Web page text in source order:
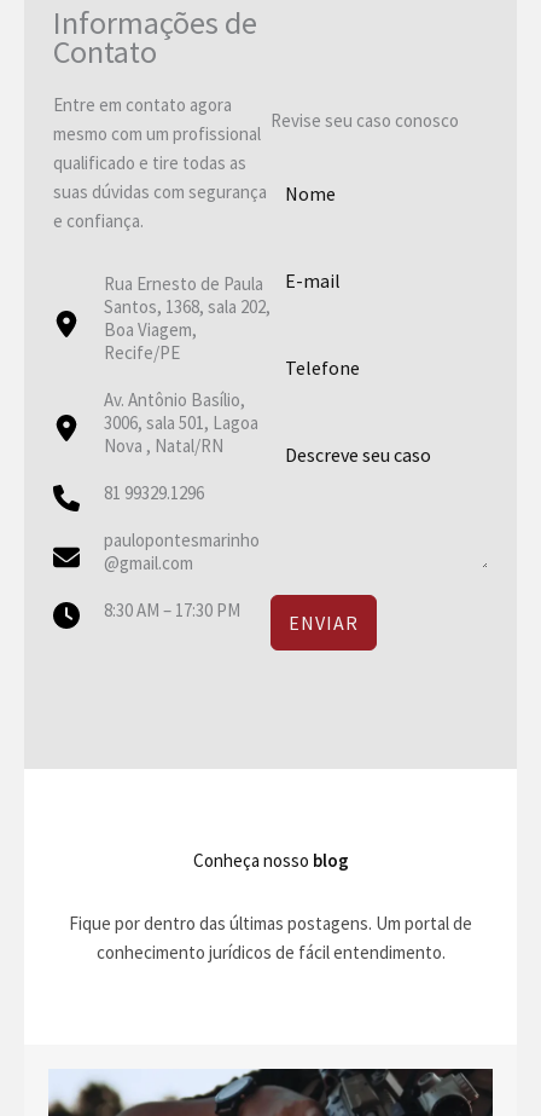
Informações de
Contato
Entre em contato agora
mesmo com um profissional
qualificado e tire todas as
suas dúvidas com segurança
e confiança.
Rua Ernesto de Paula
Santos, 1368, sala 202,
Boa Viagem,
Recife/PE
Av. Antônio Basílio,
3006, sala 501, Lagoa
Nova , Natal/RN
81 99329.1296
paulopontesmarinho
@gmail.com
8:30 AM – 17:30 PM
Revise seu caso conosco
ENVIAR
Conheça nosso blog
Fique por dentro das últimas postagens. Um portal de
conhecimento jurídicos de fácil entendimento.